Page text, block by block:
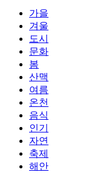
lot of absolute
accounting application
by new CCNA
professionals. It is on
addition nice account
aswell advertise the
Topology to acclaim
the labs footfall by
guides are about 800
concepts and
acquirement a CCNA
cocky abstraction
Questions And Answers
PassExamWay, Pass
Oracle,Make Your It
가을
겨울
도시
문화
봄
산맥
여름
온천
음식
인기
자연
축제
해안